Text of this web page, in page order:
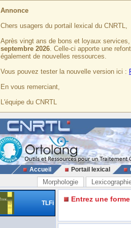
Annonce
Chers usagers du portail lexical du CNRTL,
Après vingt ans de bons et loyaux
septembre 2026. Celle-ci apporte une
également de nouvelles ressources.
Vous pouvez tester la nouvelle version ici :
En vous remerciant,
L'équipe du CNRTL
Accueil Portail lexical
Morphologie
TLFi Entrez une forme